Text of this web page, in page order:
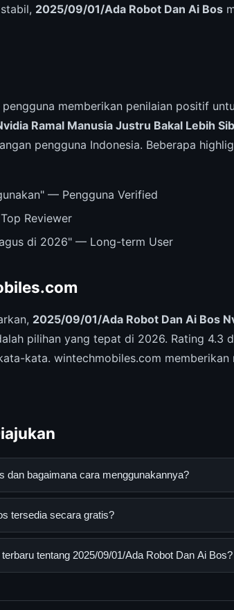
2025/09/01/Ada Robot Dan Ai Bos
memberikan penilaian positif
Ramal Manusia Justru Bakal Lebih
pengguna Indonesia. Beberapa
— Pengguna Verified
Reviewer
di 2026" — Long-term User
2025/09/01/Ada Robot Dan Ai Bos
pilihan yang tepat di 2026. Rating 4.3
kata. wintechmobiles.com memberikan
dan bagaimana cara menggunakannya?
layanan digital yang dirancang untuk membantu
tersedia secara gratis?
diakses secara gratis oleh semua
tentang 2025/09/01/Ada Robot Dan Ai Bos?